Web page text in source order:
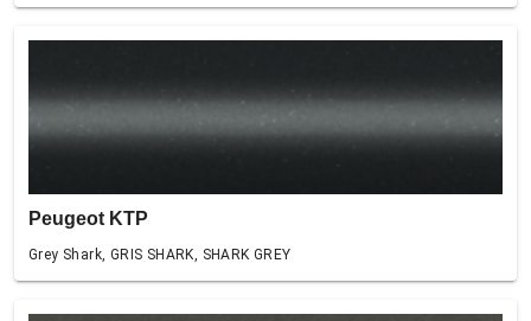
Peugeot KTP
Grey Shark, GRIS SHARK, SHARK GREY